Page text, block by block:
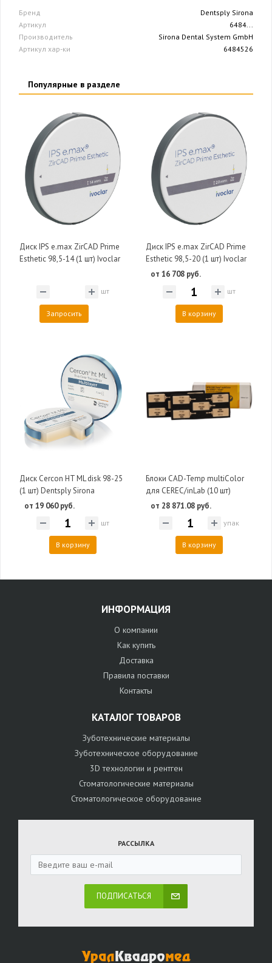
Бренд
Dentsply Sirona
Артикул
6484...
Производитель
Sirona Dental System GmbH
Артикул хар-ки
6484526
Популярные в разделе
Диск IPS e.max ZirCAD Prime
Esthetic 98,5-14 (1 шт) Ivoclar
шт
Запросить
Диск IPS e.max ZirCAD Prime
Esthetic 98,5-20 (1 шт) Ivoclar
от 16 708 руб.
шт
В корзину
Диск Cercon HT ML disk 98-25
(1 шт) Dentsply Sirona
от 19 060 руб.
шт
В корзину
Блоки CAD-Temp multiColor
для CEREC/inLab (10 шт)
от 28 871.08 руб.
упак
В корзину
ИНФОРМАЦИЯ
О компании
Как купить
Доставка
Правила поставки
Контакты
КАТАЛОГ ТОВАРОВ
Зуботехнические материалы
Зуботехническое оборудование
3D технологии и рентген
Стоматологические материалы
Стоматологическое оборудование
РАССЫЛКА
ПОДПИСАТЬСЯ